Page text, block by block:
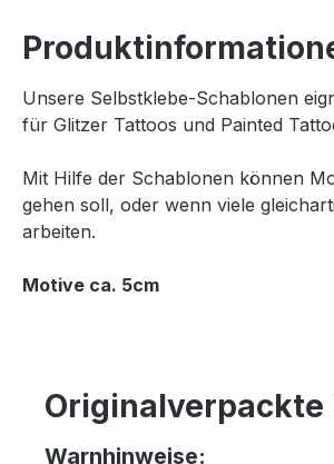
Unsere Selbstklebe-Schablonen
für Glitzer Tattoos und Painted
Mit Hilfe der Schablonen können
gehen soll, oder wenn viele
arbeiten.
Motive ca. 5cm
Originalverpackte
Warnhinweise: